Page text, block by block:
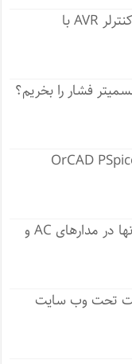
دانلود کتاب 11 پروژه میکروکنترلر AVR با
فشار را بخریم؟
انواع اپتوکوپلر و کاربردهای آنها در مدارهای AC و
تحت وب سایت